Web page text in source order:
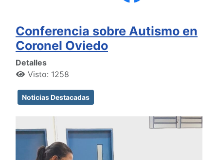
Conferencia sobre Autismo en
Coronel Oviedo
Detalles
Visto: 1258
Noticias Destacadas